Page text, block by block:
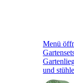
Menü
und stühle